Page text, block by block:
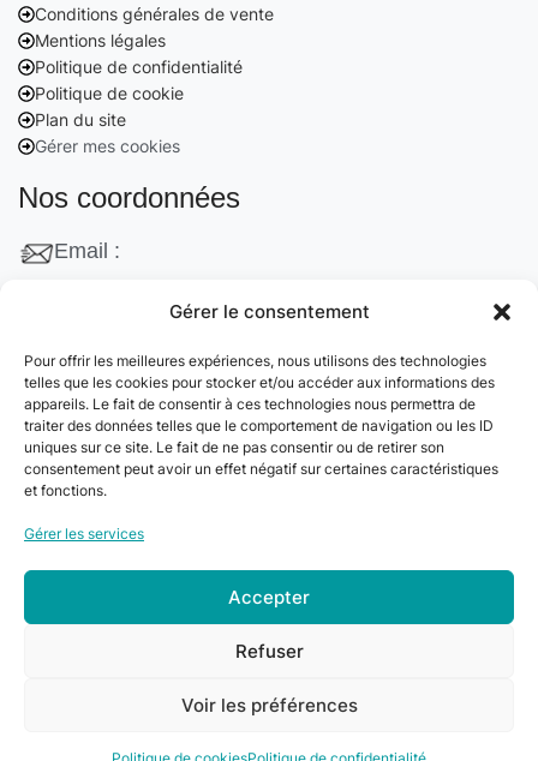
Gérer le consentement
Pour offrir les meilleures expériences, nous utilisons des technologies
telles que les cookies pour stocker et/ou accéder aux informations des
appareils. Le fait de consentir à ces technologies nous permettra de
traiter des données telles que le comportement de navigation ou les ID
uniques sur ce site. Le fait de ne pas consentir ou de retirer son
consentement peut avoir un effet négatif sur certaines caractéristiques
et fonctions.
Gérer les services
Accepter
Refuser
Voir les préférences
Conditions générales de vente
Mentions légales
Politique de confidentialité
Politique de cookie
Plan du site
Gérer mes cookies
Nos coordonnées
Email :
132 Rue Edouard Vaillant, 95870 Bezons, France
Téléphone :
+33 06 22 09 56 53
+33 06 24 78 76 77
Clean&Go. Tous droits réservés –